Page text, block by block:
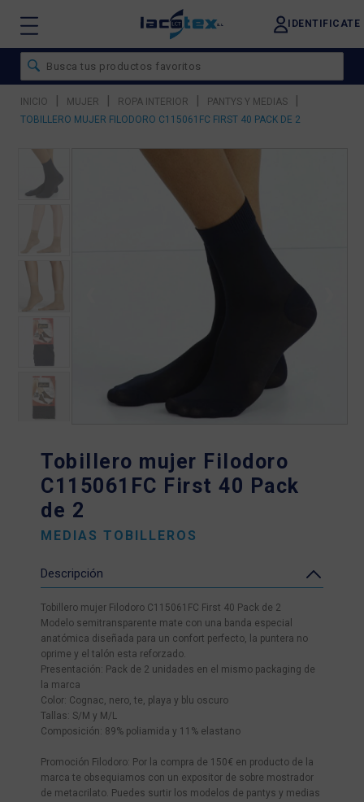
IDENTIFICATE
INICIO | MUJER | ROPA INTERIOR | PANTYS Y MEDIAS |
TOBILLERO MUJER FILODORO C115061FC FIRST 40 PACK DE 2
Tobillero mujer Filodoro
C115061FC First 40 Pack
de 2
MEDIAS TOBILLEROS
Descripción
Tobillero mujer Filodoro C115061FC First 40 Pack de 2
Modelo semitransparente mate con una banda especial
anatómica diseñada para un confort perfecto, la puntera no
oprime y el talón esta reforzado.
Presentación: Pack de 2 unidades en el mismo packaging de
la marca
Color: Cognac, nero, te, playa y blu oscuro
Tallas: S/M y M/L
Composición: 89% poliamida y 11% elastano
Promoción Filodoro: Por la compra de 150€ en producto de la
marca te obsequiamos con un expositor de sobre mostrador
de metacrilato. Puedes surtir los modelos de pantys y medias